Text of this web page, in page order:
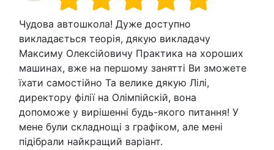
Чудова автошкола! Дуже доступно
викладається теорія, дякую викладачу
Максиму Олексійовичу Практика на хороших
машинах, вже на першому занятті Ви зможете
їхати самостійно Та велике дякую Лілі,
директору філії на Олімпійскій, вона
допоможе у вирішенні будь-якого питання! У
мене були складнощі з графіком, але мені
підібрали найкращий варіант.